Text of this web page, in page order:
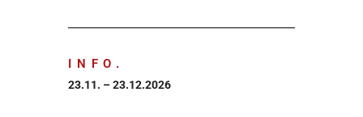
INFO.
23.11. – 23.12.2026